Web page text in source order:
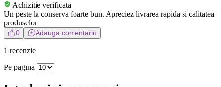
Achizitie verificata
Un peste la conserva foarte bun. Apreciez livrarea rapida si calitatea
produselor
0 Adauga comentariu
1 recenzie
Pe pagina